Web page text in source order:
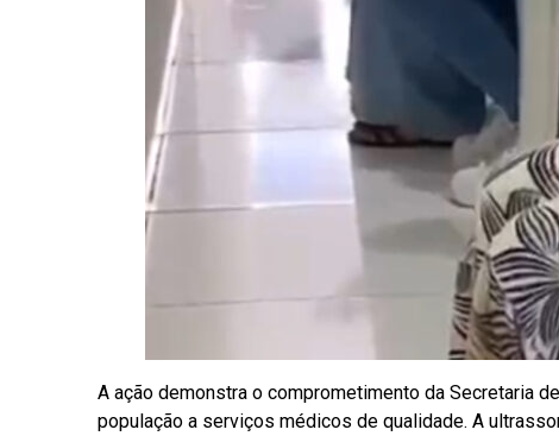
A ação demonstra o comprometimento da Secretaria
população a serviços médicos de qualidade. A